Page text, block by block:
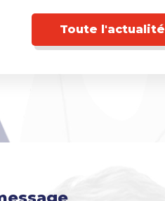
Toute l'actualité